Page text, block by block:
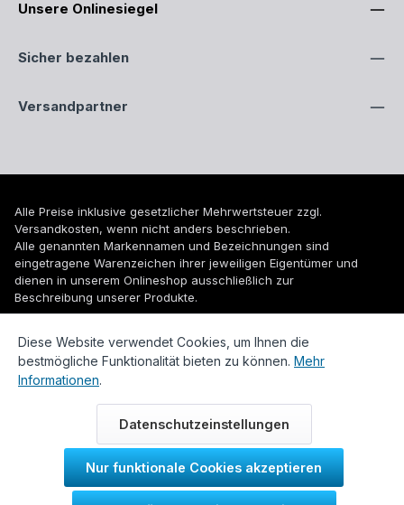
Unsere Onlinesiegel
Sicher bezahlen
Versandpartner
Alle Preise inklusive gesetzlicher Mehrwertsteuer zzgl.
Versandkosten, wenn nicht anders beschrieben.
Alle genannten Markennamen und Bezeichnungen sind
eingetragene Warenzeichen ihrer jeweiligen Eigentümer und
dienen in unserem Onlineshop ausschließlich zur
Beschreibung unserer Produkte.
© 2026 WUH24.de - Weigel und Unger Heizungs- und
Sanitärtechnik GmbH
Diese Website verwendet Cookies, um Ihnen die
bestmögliche Funktionalität bieten zu können. Mehr
Informationen.
Datenschutzeinstellungen
Nur funktionale Cookies akzeptieren
Durch IT-Recht Kanzlei